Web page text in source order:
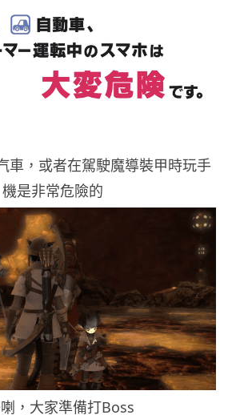
車，或者在駕駛魔導裝甲時玩手
機是非常危險的
，大家準備打Boss